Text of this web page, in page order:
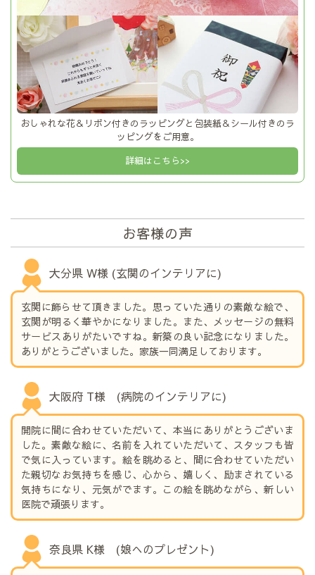
おしゃれな花＆リボン付きのラッピングと包装紙＆シール付きのラ
ッピングをご用意。
詳細はこちら>>
お客様の声
大分県 W様 (玄関のインテリアに)
玄関に飾らせて頂きました。思っていた通りの素敵な絵で、
玄関が明るく華やかになりました。また、メッセージの無料
サービスありがたいですね。新築の良い記念になりました。
ありがとうございました。家族一同満足しております。
大阪府 T様 (病院のインテリアに)
開院に間に合わせていただいて、本当にありがとうございま
した。素敵な絵に、名前を入れていただいて、スタッフも皆
で気に入っています。絵を眺めると、間に合わせていただい
た親切なお気持ちを感じ、心から、嬉しく、励まされている
気持ちになり、元気がでます。この絵を眺めながら、新しい
医院で頑張ります。
奈良県 K様 (娘へのプレゼント)